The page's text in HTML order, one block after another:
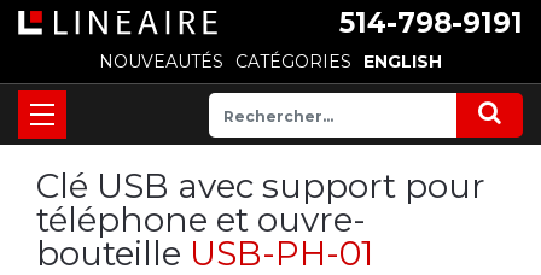
514-798-9191
NOUVEAUTÉS CATÉGORIES ENGLISH
Clé USB avec support pour
téléphone et ouvre-
bouteille USB-PH-01